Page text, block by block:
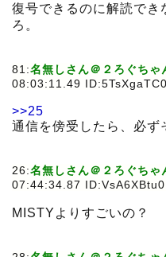
復号できるのに解読でき
ろ。
81:名無しさん＠２ろぐちゃ
08:03:11.49 ID:5TsXgaTC0
>>25
通信を傍受したら、必ず
26:名無しさん＠２ろぐちゃ
07:44:34.87 ID:VsA6XBtu0
MISTYよりすごいの？